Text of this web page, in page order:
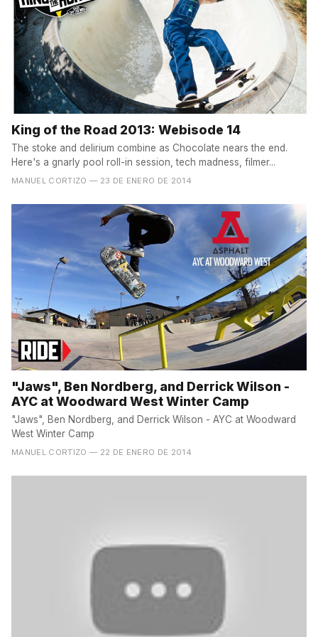
King of the Road 2013: Webisode 14
The stoke and delirium combine as Chocolate nears the end.
Here's a gnarly pool roll-in session, tech madness, filmer...
MANUEL CORTIZO — 23 DE ENERO DE 2014
"Jaws", Ben Nordberg, and Derrick Wilson -
AYC at Woodward West Winter Camp
"Jaws", Ben Nordberg, and Derrick Wilson - AYC at Woodward
West Winter Camp
MANUEL CORTIZO — 22 DE ENERO DE 2014